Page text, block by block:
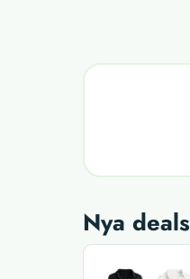
Nya deals